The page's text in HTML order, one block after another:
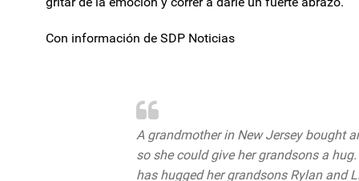
Con información de SDP Noticias
A grandmother in New Jersey bought
so she could give her grandsons a
has hugged her grandsons Rylan and